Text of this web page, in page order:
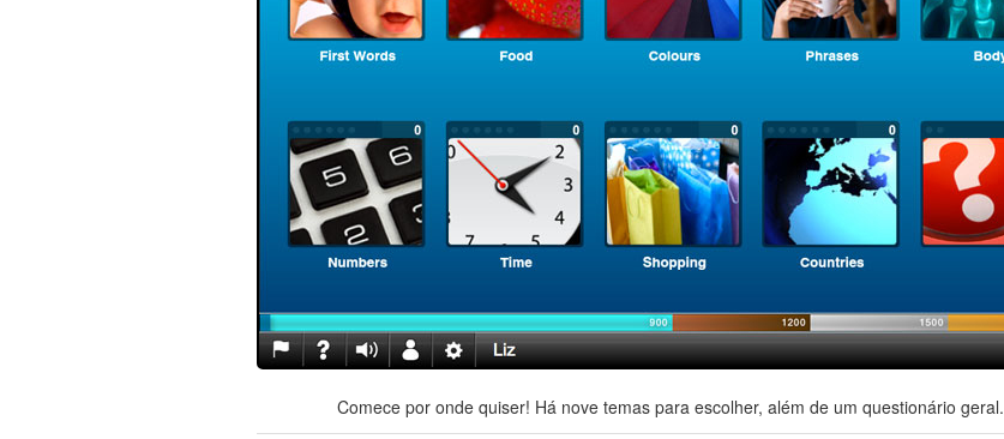
Comece por onde quiser! Há nove temas para escolher, além de um questionário geral.